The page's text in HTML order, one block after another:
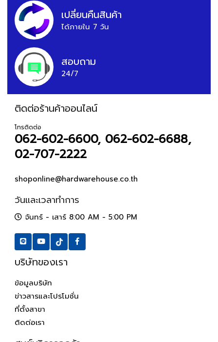
เปลี่ยนคืนสินค้า
ได้ภายใน 7 วัน
สอบถาม
24/7
ติดต่อร้านค้าออนไลน์
โทรติดต่อ
062-602-6600, 062-602-6688,
02-707-2222
shoponline@hardwarehouse.co.th
วันและเวลาทำการ
จันทร์ - เสาร์ 8:00 AM - 5:00 PM
บริษัทของเรา
ข้อมูลบริษัท
ข่าวสารและโปรโมชั่น
ที่ตั้งสาขา
ติดต่อเรา